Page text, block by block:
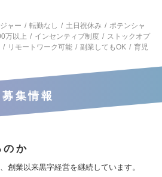
ャー 転勤なし 土日祝休み
ポテンシャ
万以上 インセンティブ制度
ストックオプ
リモートワーク可能 副業してもOK
育児
募集情報
のか
創業以来黒字経営を継続しています。